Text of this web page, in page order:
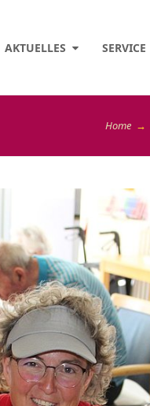
AKTUELLES SERVICE
Home →